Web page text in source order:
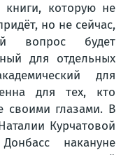
книги, которую не
но не сейчас,
вопрос будет
для отдельных
для
для тех, кто
своими глазами. В
Курчатовой
накануне